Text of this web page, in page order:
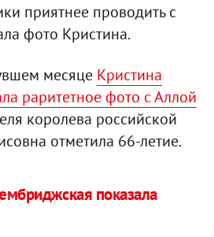
приятнее проводить с
фото Кристина.
месяце Кристина
раритетное фото с Аллой
королева российской
отметила 66-летие.
показала